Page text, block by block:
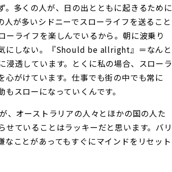
。多くの人が、日の出とともに起きるために
が多いシドニーでスローライフを送ること
ーライフを楽しんでいるから。朝に波乗り
にしない。『Should be allright』＝なんと
浸透しています。とくに私の場合、スローラ
心がけています。仕事でも街の中でも常に
スローになっていくんです。
、オーストラリアの人々とほかの国の人た
せていることはラッキーだと思います。バリ
ことがあってもすぐにマインドをリセット